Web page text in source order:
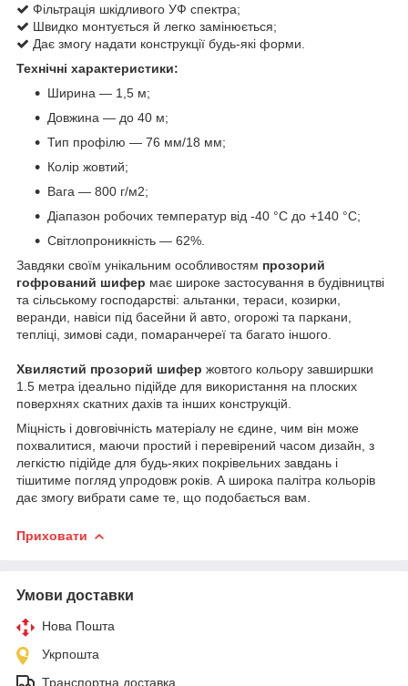
Фільтрація шкідливого УФ спектра;
Швидко монтується й легко замінюється;
Дає змогу надати конструкції будь-які форми.
Технічні характеристики:
Ширина — 1,5 м;
Довжина — до 40 м;
Тип профілю — 76 мм/18 мм;
Колір жовтий;
Вага — 800 г/м2;
Діапазон робочих температур від -40 °C до +140 °C;
Світлопроникність — 62%.
Завдяки своїм унікальним особливостям прозорий
гофрований шифер має широке застосування в будівництві
та сільському господарстві: альтанки, тераси, козирки,
веранди, навіси під басейни й авто, огорожі та паркани,
тепліці, зимові сади, помаранчереї та багато іншого.
Хвилястий прозорий шифер жовтого кольору завширшки
1.5 метра ідеально підійде для використання на плоских
поверхнях скатних дахів та інших конструкцій.
Міцність і довговічність матеріалу не єдине, чим він може
похвалитися, маючи простий і перевірений часом дизайн, з
легкістю підійде для будь-яких покрівельних завдань і
тішитиме погляд упродовж років. А широка палітра кольорів
дає змогу вибрати саме те, що подобається вам.
Приховати
Умови доставки
Нова Пошта
Укрпошта
Транспортна доставка